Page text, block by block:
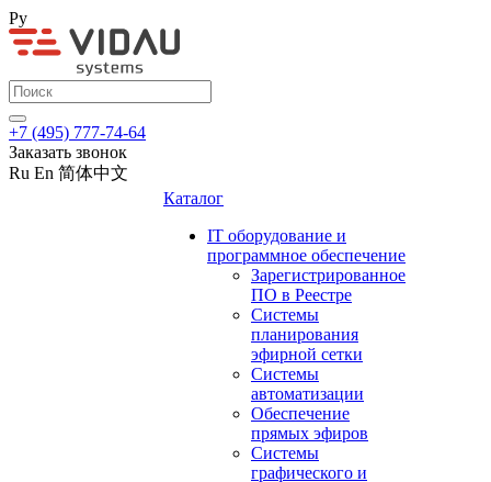
Ру
+7 (495) 777-74-64
Заказать звонок
Ru En 简体中文
Каталог
IT оборудование и
программное обеспечение
Зарегистрированное
ПО в Реестре
Системы
планирования
эфирной сетки
Системы
автоматизации
Обеспечение
прямых эфиров
Системы
графического и